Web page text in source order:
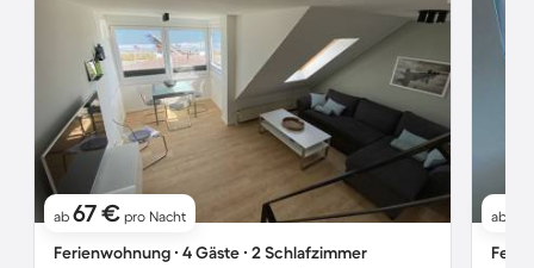
ab 67 € pro Nacht
Ferienwohnung ∙ 4 Gäste ∙ 2 Schlafzimmer
ab